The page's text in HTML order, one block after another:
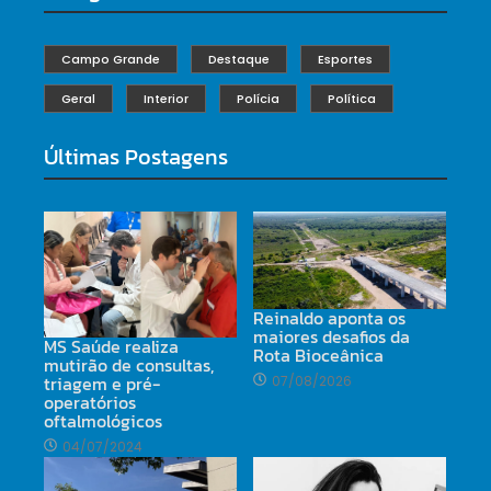
Campo Grande Destaque Esportes
Geral Interior Polícia Política
Últimas Postagens
MS Saúde realiza
mutirão de consultas,
triagem e pré-
operatórios
oftalmológicos
04/07/2024
Reinaldo aponta os
maiores desafios da
Rota Bioceânica
07/08/2026